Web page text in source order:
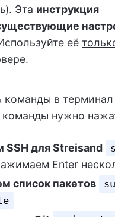
Эта инструкция
её
команды в терминал
нужно
SSH для Streisand
Enter
список пакетов